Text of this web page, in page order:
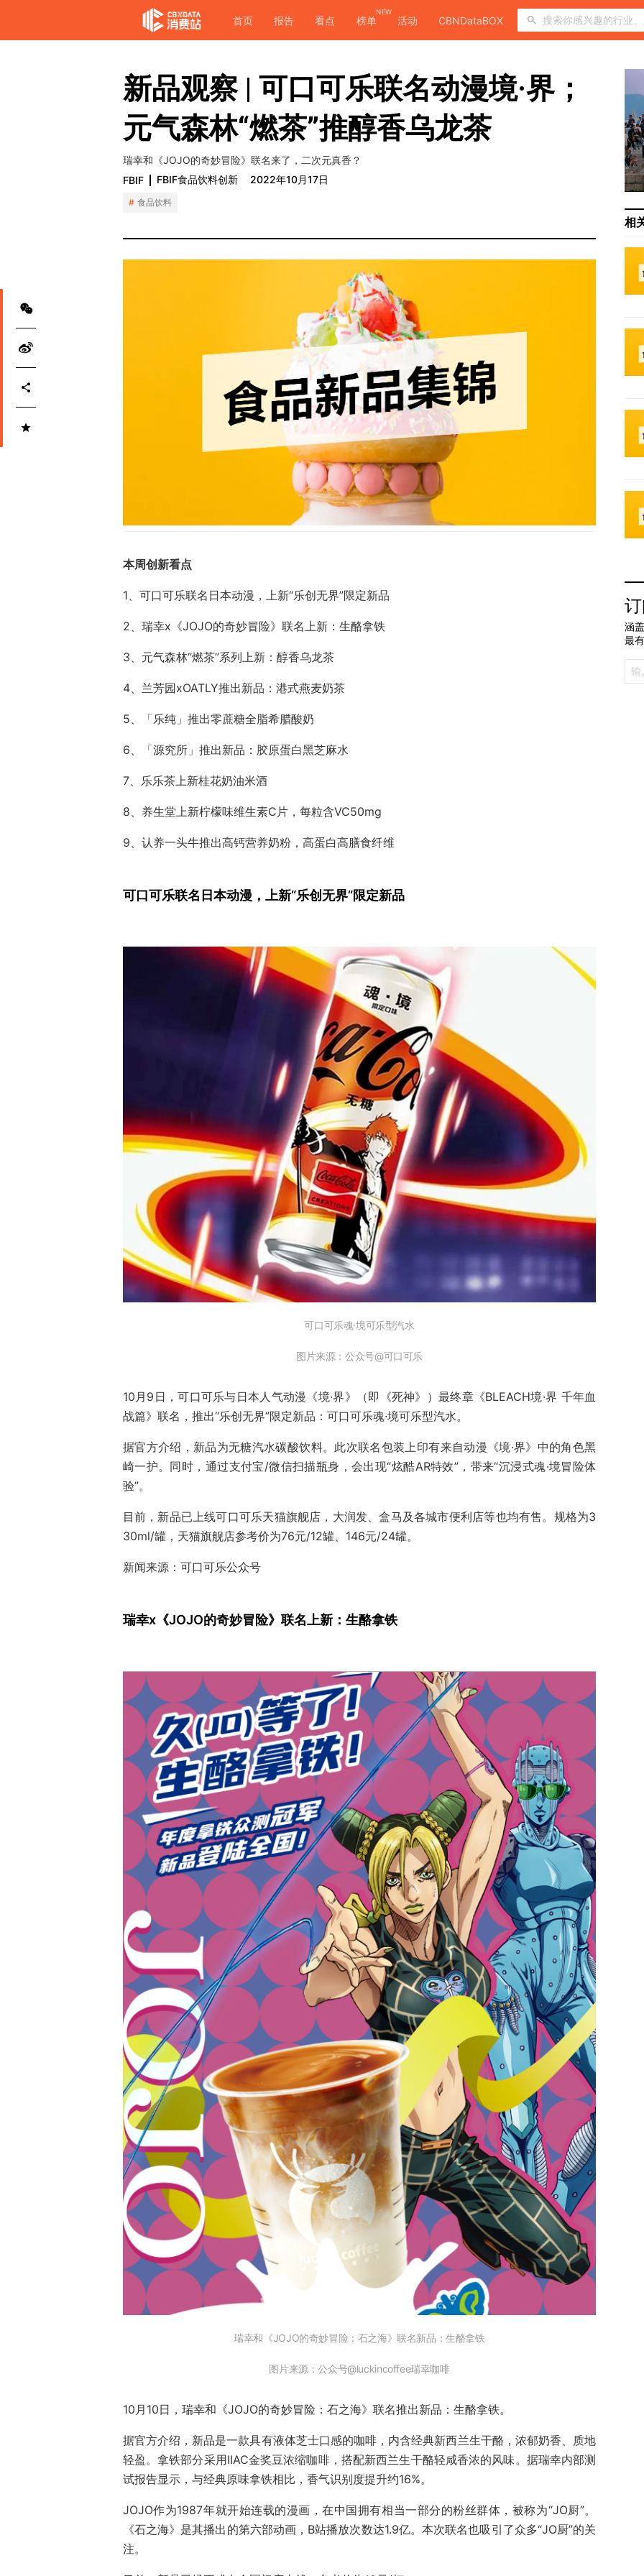
首页 报告 看点 榜单
NEW
活动 CBNDataBOX
新品观察 | 可口可乐联名动漫境·界；
元气森林“燃茶”推醇香乌龙茶
瑞幸和《JOJO的奇妙冒险》联名来了，二次元真香？
FBIF
FBIF食品饮料创新 2022年10月17日
食品饮料
本周创新看点
1、可口可乐联名日本动漫，上新“乐创无界”限定新品
2、瑞幸x《JOJO的奇妙冒险》联名上新：生酪拿铁
3、元气森林“燃茶”系列上新：醇香乌龙茶
4、兰芳园xOATLY推出新品：港式燕麦奶茶
5、「乐纯」推出零蔗糖全脂希腊酸奶
6、「源究所」推出新品：胶原蛋白黑芝麻水
7、乐乐茶上新桂花奶油米酒
8、养生堂上新柠檬味维生素C片，每粒含VC50mg
9、认养一头牛推出高钙营养奶粉，高蛋白高膳食纤维
可口可乐联名日本动漫，上新“乐创无界”限定新品
可口可乐魂·境可乐型汽水
图片来源：公众号@可口可乐
10月9日，可口可乐与日本人气动漫《境·界》（即《死神》）最终章《BLEACH境·界 千年血
战篇》联名，推出“乐创无界”限定新品：可口可乐魂·境可乐型汽水。
据官方介绍，新品为无糖汽水碳酸饮料。此次联名包装上印有来自动漫《境·界》中的角色黑
崎一护。同时，通过支付宝/微信扫描瓶身，会出现“炫酷AR特效”，带来“沉浸式魂·境冒险体
验”。
目前，新品已上线可口可乐天猫旗舰店，大润发、盒马及各城市便利店等也均有售。规格为3
30ml/罐，天猫旗舰店参考价为76元/12罐、146元/24罐。
新闻来源：可口可乐公众号
瑞幸x《JOJO的奇妙冒险》联名上新：生酪拿铁
瑞幸和《JOJO的奇妙冒险：石之海》联名新品：生酪拿铁
图片来源：公众号@luckincoffee瑞幸咖啡
10月10日，瑞幸和《JOJO的奇妙冒险：石之海》联名推出新品：生酪拿铁。
据官方介绍，新品是一款具有液体芝士口感的咖啡，内含经典新西兰生干酪，浓郁奶香、质地
轻盈。拿铁部分采用IIAC金奖豆浓缩咖啡，搭配新西兰生干酪轻咸香浓的风味。据瑞幸内部测
试报告显示，与经典原味拿铁相比，香气识别度提升约16%。
JOJO作为1987年就开始连载的漫画，在中国拥有相当一部分的粉丝群体，被称为“JO厨”。
《石之海》是其播出的第六部动画，B站播放次数达1.9亿。本次联名也吸引了众多“JO厨”的关
注。
相
涵
最